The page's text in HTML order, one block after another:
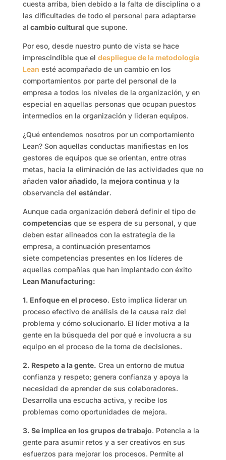
cuesta arriba, bien debido a la falta de disciplina o a
las dificultades de todo el personal para adaptarse
al cambio cultural que supone.
Por eso, desde nuestro punto de vista se hace
imprescindible que el despliegue de la metodología
Lean esté acompañado de un cambio en los
comportamientos por parte del personal de la
empresa a todos los niveles de la organización, y en
especial en aquellas personas que ocupan puestos
intermedios en la organización y lideran equipos.
¿Qué entendemos nosotros por un comportamiento
Lean? Son aquellas conductas manifiestas en los
gestores de equipos que se orientan, entre otras
metas, hacia la eliminación de las actividades que no
añaden valor añadido, la mejora continuay la
observancia del estándar.
Aunque cada organización deberá definir el tipo de
competenciasque se espera de su personal, y que
deben estar alineados con la estrategia de la
empresa, a continuación presentamos
siete competencias presentes en los líderes de
aquellas compañías que han implantado con éxito
Lean Manufacturing:
1. Enfoque en el proceso. Esto implica liderar un
proceso efectivo de análisis de la causa raíz del
problema y cómo solucionarlo. El líder motiva a la
gente en la búsqueda del por qué e involucra a su
equipo en el proceso de la toma de decisiones.
2. Respeto a la gente. Crea un entorno de mutua
confianza y respeto; genera confianza y apoya la
necesidad de aprender de sus colaboradores.
Desarrolla una escucha activa, y recibe los
problemas como oportunidades de mejora.
3. Se implica en los grupos de trabajo. Potencia a la
gente para asumir retos y a ser creativos en sus
esfuerzos para mejorar los procesos. Permite al